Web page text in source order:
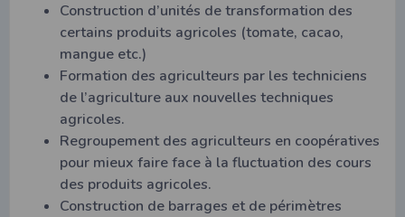
Construction d’unités de transformation des
certains produits agricoles (tomate, cacao,
mangue etc.)
Formation des agriculteurs par les techniciens
de l’agriculture aux nouvelles techniques
agricoles.
Regroupement des agriculteurs en coopératives
pour mieux faire face à la fluctuation des cours
des produits agricoles.
Construction de barrages et de périmètres